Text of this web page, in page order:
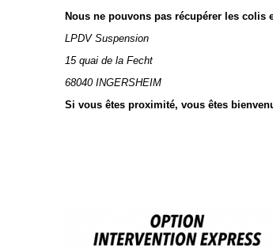
Nous ne pouvons pas récupérer les
LPDV Suspension
15 quai de la Fecht
68040 INGERSHEIM
Si vous êtes proximité, vous êtes